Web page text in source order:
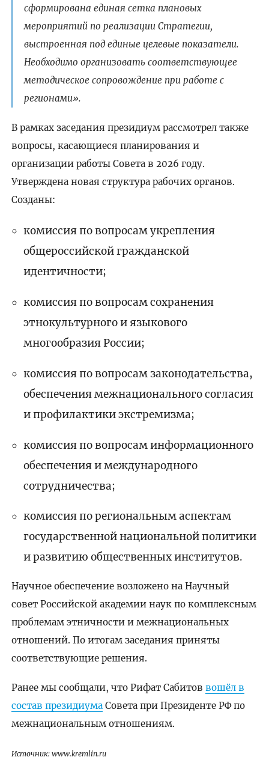
сформирована единая сетка плановых
мероприятий по реализации Стратегии,
выстроенная под единые целевые показатели.
Необходимо организовать соответствующее
методическое сопровождение при работе с
регионами».
В рамках заседания президиум рассмотрел также
вопросы, касающиеся планирования и
организации работы Совета в 2026 году.
Утверждена новая структура рабочих органов.
Созданы:
комиссия по вопросам укрепления
общероссийской гражданской
идентичности;
комиссия по вопросам сохранения
этнокультурного и языкового
многообразия России;
комиссия по вопросам законодательства,
обеспечения межнационального согласия
и профилактики экстремизма;
комиссия по вопросам информационного
обеспечения и международного
сотрудничества;
комиссия по региональным аспектам
государственной национальной политики
и развитию общественных институтов.
Научное обеспечение возложено на Научный
совет Российской академии наук по комплексным
проблемам этничности и межнациональных
отношений. По итогам заседания приняты
соответствующие решения.
Ранее мы сообщали, что Рифат Сабитов вошёл в
состав президиумаСовета при Президенте РФ по
межнациональным отношениям.
Источник: www.kremlin.ru